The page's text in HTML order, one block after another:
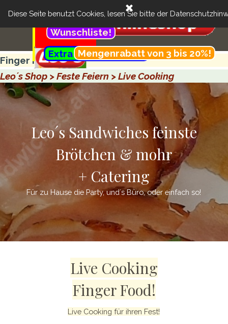
Diese Seite benutzt Cookies, lesen Sie bitte der
Suchen
..........
Menü überspringen
Cart:
Extra günstig- Menü!
Wunschliste!
Feinste Brötchen & more + Catering
..Kundenbereich:
Menü überspringen
.............................................
Mengenrabatt von 3 bis 20%!
Finger Food
Leo´s Shop > Feste Feiern > Live Cooking
Leo´s Sandwiches feinste
Brötchen & mohr
+ Catering
Für zu Hause die Party, und´s Büro, oder einfach so!
Live Cooking
Finger Food!
Live Cooking für ihren Fest!